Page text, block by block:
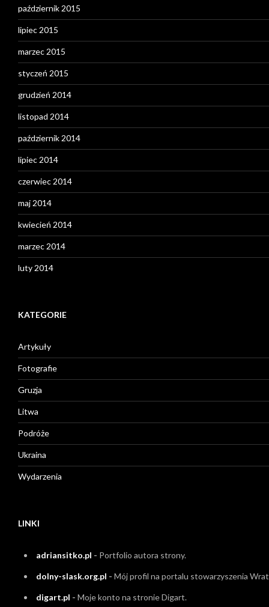
październik 2015
lipiec 2015
marzec 2015
styczeń 2015
grudzień 2014
listopad 2014
październik 2014
lipiec 2014
czerwiec 2014
maj 2014
kwiecień 2014
marzec 2014
luty 2014
KATEGORIE
Artykuły
Fotografie
Gruzja
Litwa
Podróże
Ukraina
Wydarzenia
LINKI
adriansitko.pl - Portfolio autora strony.
dolny-slask.org.pl - Mój profil na portalu stowarzyszenia
digart.pl - Moje konto na stronie Digart.